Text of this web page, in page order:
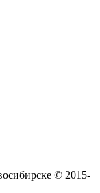
© 2015-